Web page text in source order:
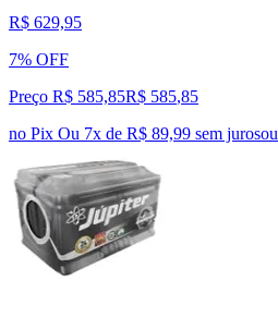
R$ 629,95
7% OFF
Preço R$ 585,85R$ 585,85
no Pix Ou 7x de R$ 89,99 sem jurosou